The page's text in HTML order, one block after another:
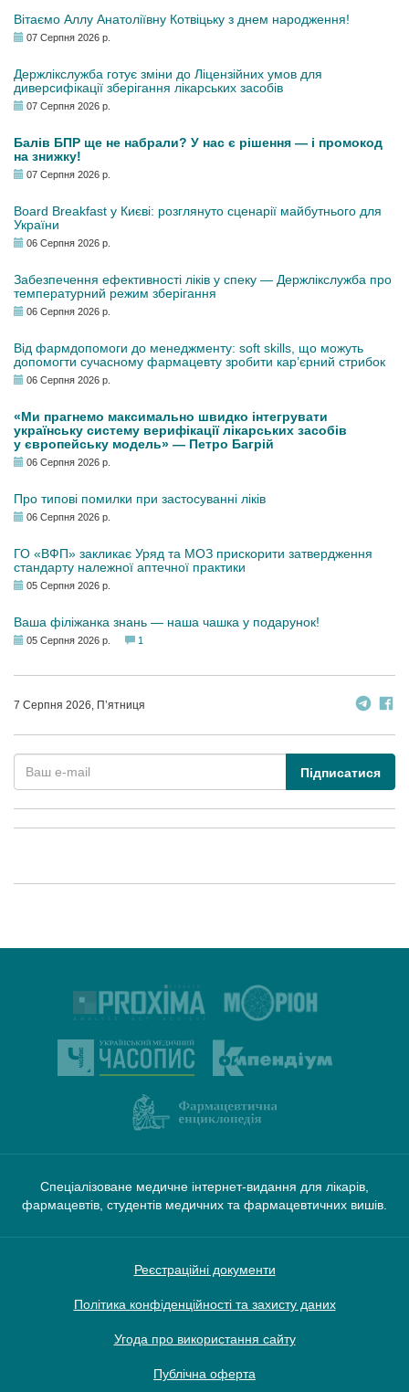
Вітаємо Аллу Анатоліївну Котвіцьку з днем народження!
07 Серпня 2026 р.
Держлікслужба готує зміни до Ліцензійних умов для
диверсифікації зберігання лікарських засобів
07 Серпня 2026 р.
Балів БПР ще не набрали? У нас є рішення — і промокод
на знижку!
07 Серпня 2026 р.
Board Breakfast у Києві: розглянуто сценарії майбутнього для
України
06 Серпня 2026 р.
Забезпечення ефективності ліків у спеку — Держлікслужба про
температурний режим зберігання
06 Серпня 2026 р.
Від фармдопомоги до менеджменту: soft skills, що можуть
допомогти сучасному фармацевту зробити кар’єрний стрибок
06 Серпня 2026 р.
«Ми прагнемо максимально швидко інтегрувати
українську систему верифікації лікарських засобів
у європейську модель» — Петро Багрій
06 Серпня 2026 р.
Про типові помилки при застосуванні ліків
06 Серпня 2026 р.
ГО «ВФП» закликає Уряд та МОЗ прискорити затвердження
стандарту належної аптечної практики
05 Серпня 2026 р.
Ваша філіжанка знань — наша чашка у подарунок!
05 Серпня 2026 р. 1
7 Серпня 2026, П’ятниця
Підписатися
Спеціалізоване медичне інтернет-видання для лікарів,
фармацевтів, студентів медичних та фармацевтичних вишів.
Реєстраційні документи
Політика конфіденційності та захисту даних
Угода про використання сайту
Публічна оферта